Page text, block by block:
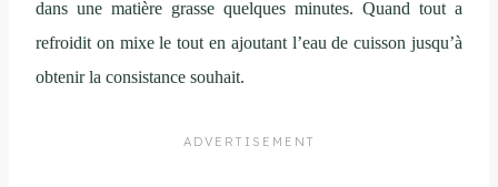
dans une matière grasse quelques minutes. Quand tout a
refroidit on mixe le tout en ajoutant l’eau de cuisson jusqu’à
obtenir la consistance souhait.